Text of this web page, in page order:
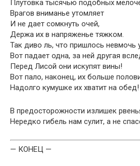
Плутовка тысячью подобных
Врагов вниманье утомляет
И не дает сомкнуть очей,
Держа их в напряженье тяжком.
Так диво ль, что пришлось
Вот падает одна, за ней другая
Перед Лисой они искупят вины!
Вот пало, наконец, их больше
Надолго кумушке их хватит на обед!
В предосторожности излишек
Нередко гибель нам сулит, а не
— КОНЕЦ —